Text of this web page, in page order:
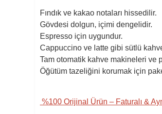
Fındık ve kakao notaları hissedilir.
Gövdesi dolgun, içimi dengelidir.
Espresso için uygundur.
Cappuccino ve latte gibi sütlü
Tam otomatik kahve makineleri ve
Öğütüm tazeliğini korumak için
%100 Orijinal Ürün – Faturalı &